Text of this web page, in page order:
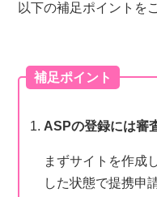
以下の補足ポイントを
補足ポイント
ASPの登録には審
まずサイトを作成
した状態で提携申